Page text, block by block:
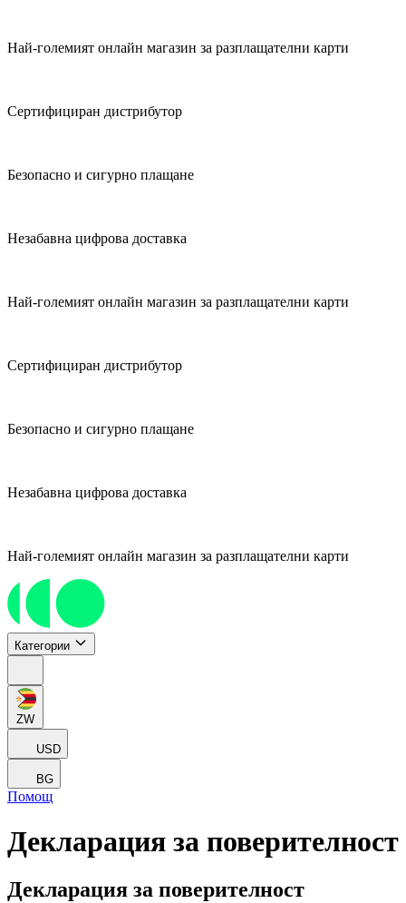
Най-големият онлайн магазин за разплащателни карти
Сертифициран дистрибутор
Безопасно и сигурно плащане
Незабавна цифрова доставка
Най-големият онлайн магазин за разплащателни карти
Сертифициран дистрибутор
Безопасно и сигурно плащане
Незабавна цифрова доставка
Най-големият онлайн магазин за разплащателни карти
Категории
ZW
USD
BG
Помощ
Декларация за поверителност
Декларация за поверителност